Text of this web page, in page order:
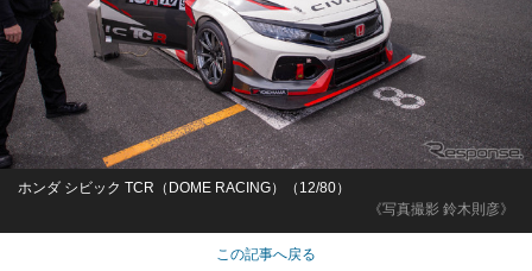
《写真撮影 鈴木則彦》
ホンダ シビック TCR（DOME RACING）（12/80）
この記事へ戻る